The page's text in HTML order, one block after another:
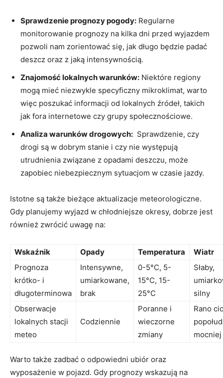
Sprawdzenie prognozy pogody: Regularne
⁢monitorowanie ‍prognozy ‍na kilka ‌dni⁤ przed wyjazdem
⁣pozwoli nam zorientować się, jak długo będzie padać
deszcz oraz z jaką ‍intensywnością.
Znajomość lokalnych warunków: Niektóre‍ regiony
mogą mieć niezwykle specyficzny mikroklimat, warto
więc⁢ poszukać informacji‌ od lokalnych źródeł,⁤ takich
jak fora internetowe czy ⁢grupy społecznościowe.
Analiza warunków drogowych: ⁢ Sprawdzenie, czy
drogi ​są w ⁢dobrym ⁣stanie i czy nie występują
utrudnienia związane ⁣z opadami deszczu,⁢ może
zapobiec‍ niebezpiecznym⁣ sytuacjom ⁣w czasie jazdy.
Istotne są także bieżące aktualizacje meteorologiczne.
Gdy planujemy wyjazd w chłodniejsze okresy, ⁤dobrze⁣ jest​
również zwrócić ‍uwagę na:
Wskaźnik Opady Temperatura
Wiatr
Prognoza
krótko- i
długoterminowa
Intensywne,
umiarkowane,‍
brak
0-5°C, 5-
15°C, 15-
25°C
Słaby,
silny
Obserwacje
⁣lokalnych stacji
meteo
Codziennie
Poranne i‌
wieczorne⁣
zmiany
Rano
mocniej
Warto także zadbać o⁣ odpowiedni ​ubiór oraz
wyposażenie w ⁢pojazd. ⁢Gdy prognozy wskazują na